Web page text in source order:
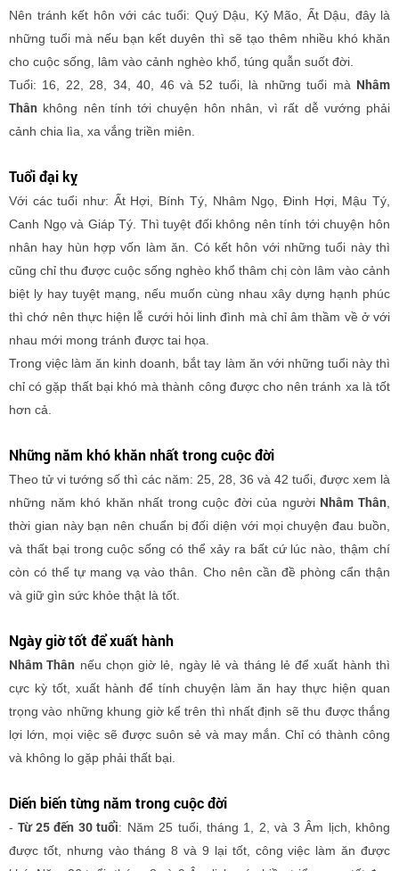
Nên tránh kết hôn với các tuổi: Quý Dậu, Kỷ Mão, Ất Dậu, đây là
những tuổi mà nếu bạn kết duyên thì sẽ tạo thêm nhiều khó khăn
cho cuộc sống, lâm vào cảnh nghèo khổ, túng quẫn suốt đời.
Tuổi: 16, 22, 28, 34, 40, 46 và 52 tuổi, là những tuổi mà Nhâm
Thân không nên tính tới chuyện hôn nhân, vì rất dễ vướng phải
cảnh chia lìa, xa vắng triền miên.
Tuổi đại kỵ
Với các tuổi như: Ất Hợi, Bính Tý, Nhâm Ngọ, Đinh Hợi, Mậu Tý,
Canh Ngọ và Giáp Tý. Thì tuyệt đối không nên tính tới chuyện hôn
nhân hay hùn hợp vốn làm ăn. Có kết hôn với những tuổi này thì
cũng chỉ thu được cuộc sống nghèo khổ thâm chị còn lâm vào cảnh
biệt ly hay tuyệt mạng, nếu muốn cùng nhau xây dựng hạnh phúc
thì chớ nên thực hiện lễ cưới hỏi linh đình mà chỉ âm thầm về ở với
nhau mới mong tránh được tai họa.
Trong việc làm ăn kinh doanh, bắt tay làm ăn với những tuổi này thì
chỉ có gặp thất bại khó mà thành công được cho nên tránh xa là tốt
hơn cả.
Những năm khó khăn nhất trong cuộc đời
Theo tử vi tướng số thì các năm: 25, 28, 36 và 42 tuổi, được xem là
những năm khó khăn nhất trong cuộc đời của người Nhâm Thân
thời gian này bạn nên chuẩn bị đối diện với mọi chuyện đau buồn,
và thất bại trong cuộc sống có thể xảy ra bất cứ lúc nào, thậm chí
còn có thể tự mang vạ vào thân. Cho nên cần đề phòng cẩn thận
và giữ gìn sức khỏe thật là tốt.
Ngày giờ tốt để xuất hành
Nhâm Thân nếu chọn giờ lẻ, ngày lẻ và tháng lẻ để xuất hành thì
cực kỳ tốt, xuất hành để tính chuyện làm ăn hay thực hiện quan
trọng vào những khung giờ kể trên thì nhất định sẽ thu được thắng
lợi lớn, mọi việc sẽ được suôn sẻ và may mắn. Chỉ có thành công
và không lo gặp phải thất bại.
Diến biến từng năm trong cuộc đời
-Từ 25 đến 30 tuổi: Năm 25 tuổi, tháng 1, 2, và 3 Âm lịch, không
được tốt, nhưng vào tháng 8 và 9 lại tốt, công việc làm ăn được